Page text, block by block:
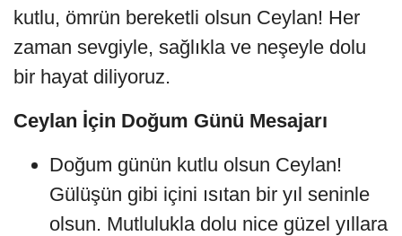
kutlu, ömrün bereketli olsun Ceylan! Her
zaman sevgiyle, sağlıkla ve neşeyle dolu
bir hayat diliyoruz.
Ceylan İçin Doğum Günü Mesajarı
Doğum günün kutlu olsun Ceylan!
Gülüşün gibi içini ısıtan bir yıl seninle
olsun. Mutlulukla dolu nice güzel yıllara